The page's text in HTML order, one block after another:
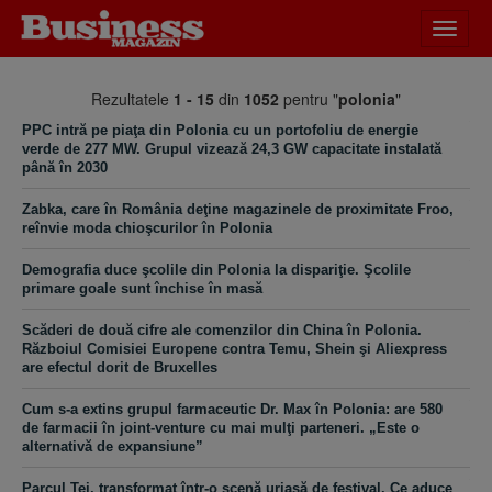
meniu
Rezultatele 1 - 15 din 1052 pentru "polonia"
PPC intră pe piaţa din Polonia cu un portofoliu de energie
verde de 277 MW. Grupul vizează 24,3 GW capacitate instalată
până în 2030
Zabka, care în România deţine magazinele de proximitate Froo,
reînvie moda chioşcurilor în Polonia
Demografia duce şcolile din Polonia la dispariţie. Şcolile
primare goale sunt închise în masă
Scăderi de două cifre ale comenzilor din China în Polonia.
Războiul Comisiei Europene contra Temu, Shein şi Aliexpress
are efectul dorit de Bruxelles
Cum s-a extins grupul farmaceutic Dr. Max în Polonia: are 580
de farmacii în joint-venture cu mai mulţi parteneri. „Este o
alternativă de expansiune”
Parcul Tei, transformat într-o scenă uriaşă de festival. Ce aduce